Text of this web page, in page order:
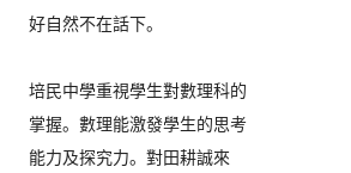
好自然不在話下。
培民中學重視學生對數理科的
掌握。 數理能激發學生的思考
能力及探究力。對田耕誠來